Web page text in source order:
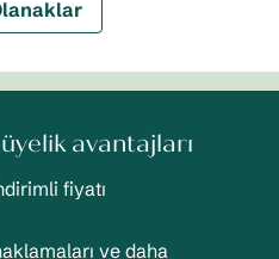
avantajları
fiyatı
ve daha